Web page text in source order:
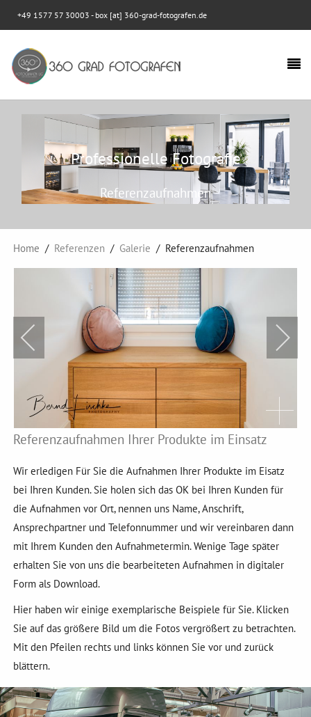
+49 1577 57 30003 - box [at] 360-grad-fotografen.de
Professionelle Fotografie
Referenzaufnahmen
Home Referenzen Galerie Referenzaufnahmen
Referenzaufnahmen Ihrer Produkte im Einsatz
Wir erledigen Für Sie die Aufnahmen Ihrer Produkte im Eisatz
bei Ihren Kunden. Sie holen sich das OK bei Ihren Kunden für
die Aufnahmen vor Ort, nennen uns Name, Anschrift,
Ansprechpartner und Telefonnummer und wir vereinbaren dann
mit Ihrem Kunden den Aufnahmetermin. Wenige Tage später
erhalten Sie von uns die bearbeiteten Aufnahmen in digitaler
Form als Download.
Hier haben wir einige exemplarische Beispiele für Sie. Klicken
Sie auf das größere Bild um die Fotos vergrößert zu betrachten.
Mit den Pfeilen rechts und links können Sie vor und zurück
blättern.